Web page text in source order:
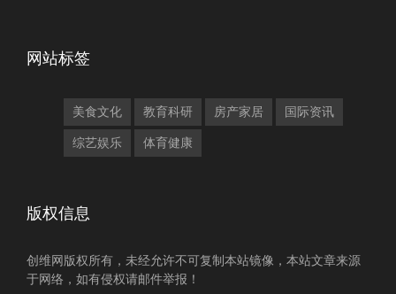
网站标签
美食文化 教育科研 房产家居 国际资讯
综艺娱乐 体育健康
版权信息
创维网版权所有，未经允许不可复制本站镜像，本站文章来源
于网络，如有侵权请邮件举报！